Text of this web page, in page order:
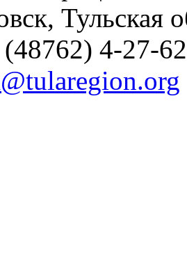
Тульская
4-27-